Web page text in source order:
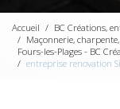
Accueil
BC Créations,
Maçonnerie,
Fours-les-Plages - BC
entreprise renovation